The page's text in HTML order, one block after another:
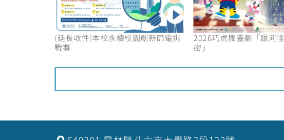
(延長收件)本校永續校園創新節電挑
戰賽
2026巧虎舞臺劇「銀河
密」